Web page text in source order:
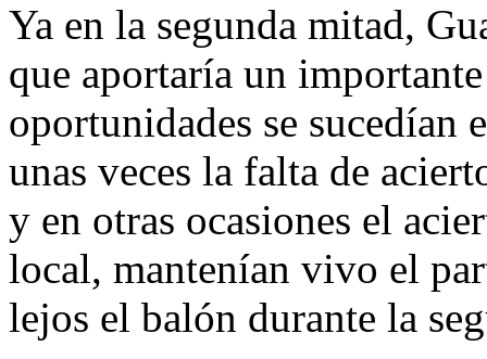
Ya en la segunda mitad,
que aportaría un
oportunidades se sucedían
unas veces la falta de
y en otras ocasiones el
local, mantenían vivo el
lejos el balón durante la